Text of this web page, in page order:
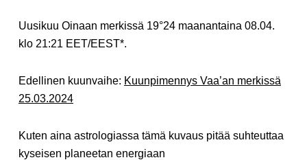
Uusikuu Oinaan merkissä 19°24 maanantaina 08.04.
klo 21:21 EET/EEST*.
Edellinen kuunvaihe: Kuunpimennys Vaa’an merkissä
25.03.2024
Kuten aina astrologiassa tämä kuvaus pitää suhteuttaa
kyseisen planeetan energiaan